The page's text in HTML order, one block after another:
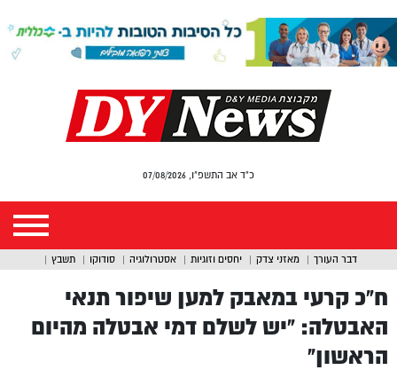
כ"ד אב התשפ"ו, 07/08/2026
דבר העורך מאזני צדק יחסים וזוגיות אסטרולוגיה סודוקו תשבץ
ח”כ קרעי במאבק למען שיפור תנאי
האבטלה: “יש לשלם דמי אבטלה מהיום
הראשון”